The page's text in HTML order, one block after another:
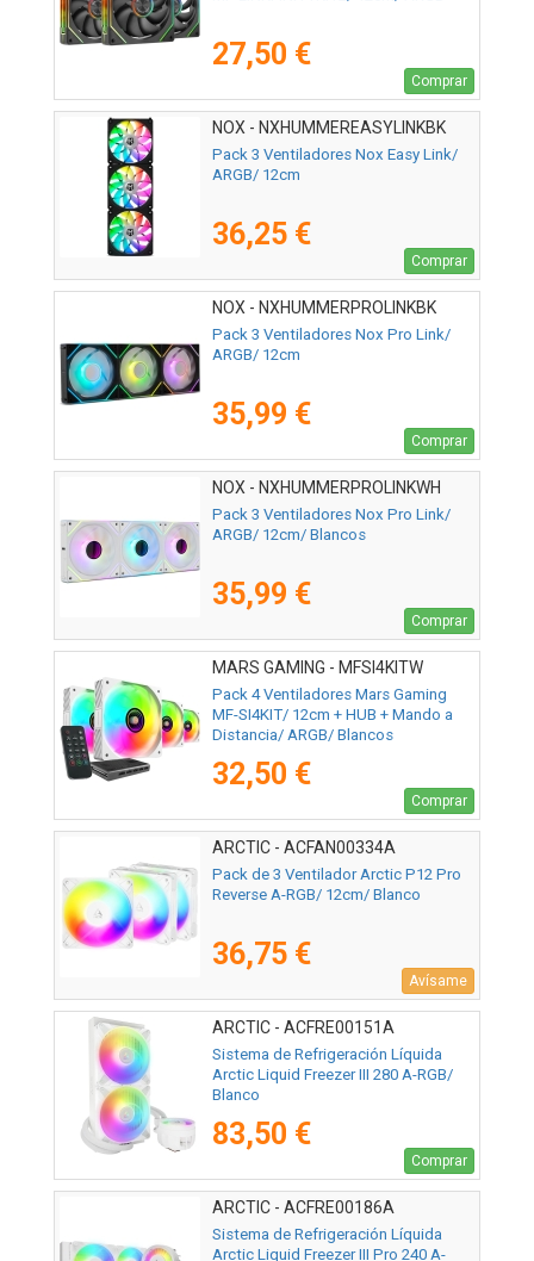
27,50 €
Comprar
NOX - NXHUMMEREASYLINKBK
Pack 3 Ventiladores Nox Easy Link/
ARGB/ 12cm
36,25 €
Comprar
NOX - NXHUMMERPROLINKBK
Pack 3 Ventiladores Nox Pro Link/
ARGB/ 12cm
35,99 €
Comprar
NOX - NXHUMMERPROLINKWH
Pack 3 Ventiladores Nox Pro Link/
ARGB/ 12cm/ Blancos
35,99 €
Comprar
MARS GAMING - MFSI4KITW
Pack 4 Ventiladores Mars Gaming
MF-SI4KIT/ 12cm + HUB + Mando a
Distancia/ ARGB/ Blancos
32,50 €
Comprar
ARCTIC - ACFAN00334A
Pack de 3 Ventilador Arctic P12 Pro
Reverse A-RGB/ 12cm/ Blanco
36,75 €
Avísame
ARCTIC - ACFRE00151A
Sistema de Refrigeración Líquida
Arctic Liquid Freezer III 280 A-RGB/
Blanco
83,50 €
Comprar
ARCTIC - ACFRE00186A
Sistema de Refrigeración Líquida
Arctic Liquid Freezer III Pro 240 A-